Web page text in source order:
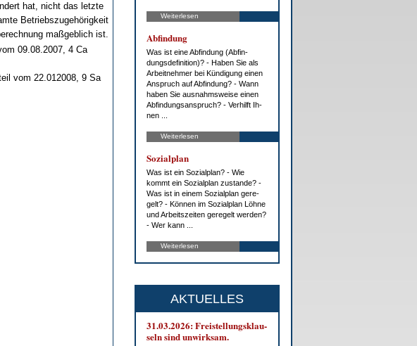
hat, nicht das letzte
Betriebszugehörigkeit
maßgeblich ist.
09.08.2007, 4 Ca
vom 22.012008, 9 Sa
Weiterlesen
Ab­fin­dung
Was ist ei­ne Ab­fin­dung (Ab­fin­
dungs­de­fi­ni­ti­on)? - Ha­ben Sie als
Ar­beit­neh­mer bei Kün­di­gung ei­nen
An­spruch auf Ab­fin­dung? - Wann
ha­ben Sie aus­nahms­wei­se ei­nen
Ab­fin­dungs­an­spruch? - Ver­hilft Ih­
nen ...
Weiterlesen
So­zi­al­plan
Was ist ein So­zi­al­plan? - Wie
kommt ein So­zi­al­plan zu­stan­de? -
Was ist in ei­nem So­zi­al­plan ge­re­
gelt? - Kön­nen im So­zi­al­plan Löh­ne
und Ar­beits­zei­ten ge­re­gelt wer­den?
- Wer kann ...
Weiterlesen
AKTUELLES
31.03.2026: Frei­stel­lungs­klau­
seln sind un­wirk­sam.